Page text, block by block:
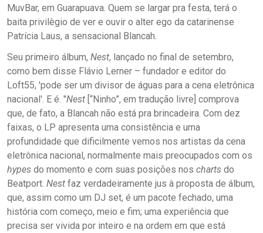
MuvBar, em Guarapuava. Quem se largar pra festa, terá o
baita privilègio de ver e ouvir o alter ego da catarinense
Patrícia Laus, a sensacional Blancah.
Seu primeiro álbum, Nest, lançado no final de setembro,
como bem disse Flávio Lerner – fundador e editor do
Loft55, 'pode ser um divisor de águas para a cena eletrônica
nacional'. E é. "Nest [“Ninho”, em tradução livre] comprova
que, de fato, a Blancah não está pra brincadeira. Com dez
faixas, o LP apresenta uma consistência e uma
profundidade que dificilmente vemos nos artistas da cena
eletrônica nacional, normalmente mais preocupados com os
hypes do momento e com suas posições nos charts do
Beatport. Nest faz verdadeiramente jus à proposta de álbum,
que, assim como um DJ set, é um pacote fechado, uma
história com começo, meio e fim; uma experiência que
precisa ser vivida por inteiro e na ordem em que está